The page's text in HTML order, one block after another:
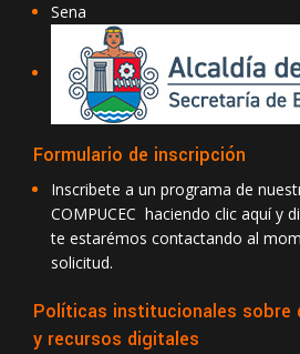
Sena
Formulario de inscripción
Inscribete a un programa de
COMPUCEC haciendo clic aquí y
te estarémos contactando al
solicitud.
Políticas institucionales sobre
y recursos digitales